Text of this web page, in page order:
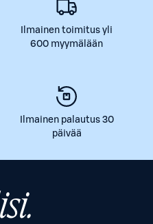
Ilmainen toimitus yli
600 myymälään
Ilmainen palautus 30
päivää